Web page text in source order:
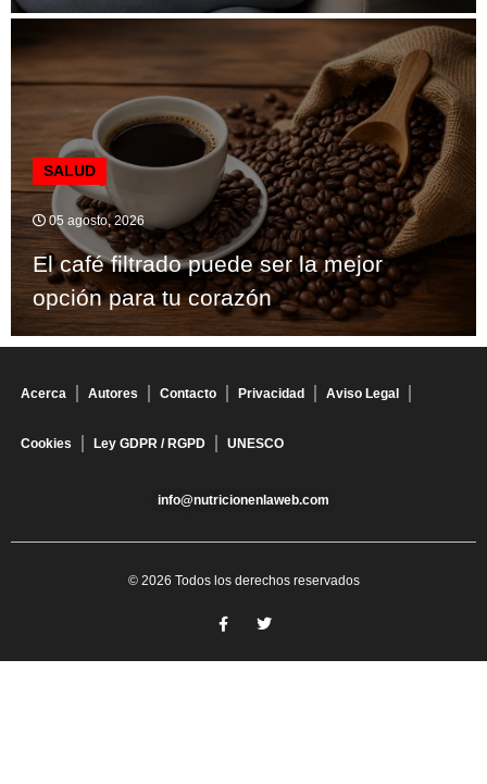
SALUD
05 agosto, 2026
El café filtrado puede ser la mejor
opción para tu corazón
Acerca Autores Contacto Privacidad Aviso Legal
Cookies Ley GDPR / RGPD UNESCO
info@nutricionenlaweb.com
© 2026 Todos los derechos reservados